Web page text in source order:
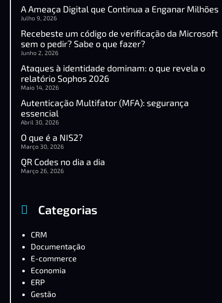
A Ameaça Digital que Continua a Enganar Milhões
Julho 9, 2026
Recebeste um código de verificação da Microsoft
sem o pedir? Sabe o que fazer?
Junho 2, 2026
Ataques à identidade dominam: o que revela o
relatório Sophos 2026
Maio 14, 2026
Autenticação Multifator (MFA): segurança
essencial
Abril 30, 2026
O que é a NIS2?
Março 30, 2026
QR Codes no dia a dia
Março 26, 2026
Categorias
CRM
Documentação
E-commerce
Economia
ERP
Gestão